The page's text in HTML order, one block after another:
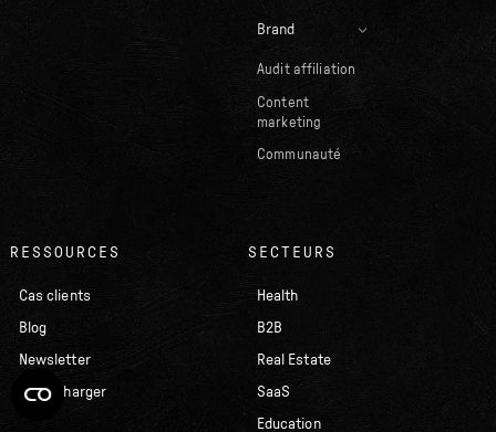
Brand
Audit affiliation
Content
marketing
Communauté
RESSOURCES
Cas clients
Blog
Newsletter
À télécharger
SECTEURS
Health
B2B
Real Estate
SaaS
Education